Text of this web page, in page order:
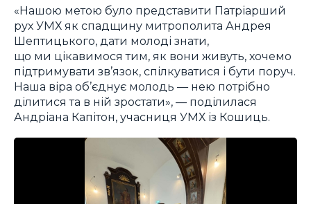
«Нашою метою було представити Патріарший
рух УМХ як спадщину митрополита Андрея
Шептицького, дати молоді знати,
що ми цікавимося тим, як вони живуть, хочемо
підтримувати зв’язок, спілкуватися і бути поруч.
Наша віра об’єднує молодь — нею потрібно
ділитися та в ній зростати», — поділилася
Андріана Капітон, учасниця УМХ із Кошиць.